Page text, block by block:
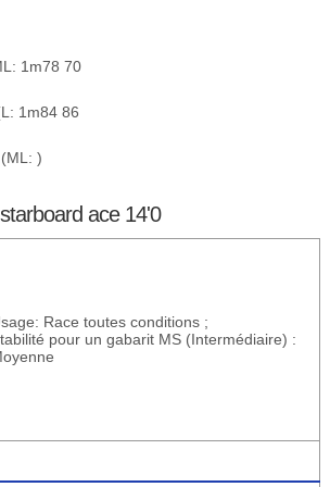
1m78 70
1m84 86
)
ace 14'0
Race toutes conditions ;
pour un gabarit MS (Intermédiaire) :